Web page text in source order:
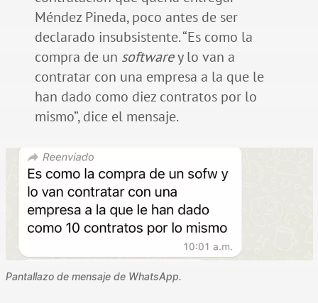
Méndez Pineda, poco antes de ser
declarado insubsistente. “Es como la
compra de un softwarey lo van a
contratar con una empresa a la que le
han dado como diez contratos por lo
mismo”, dice el mensaje.
Pantallazo de mensaje de WhatsApp.